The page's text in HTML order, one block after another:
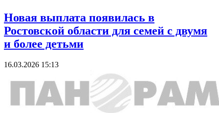
Новая выплата появилась в
Ростовской области для семей с двумя
и более детьми
16.03.2026 15:13